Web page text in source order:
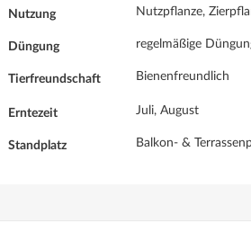
Nutzung Nutzpflanze,
Düngung regelmäßige
Tierfreundschaft Bienenfreundlich
Erntezeit Juli, August
Standplatz Balkon- &